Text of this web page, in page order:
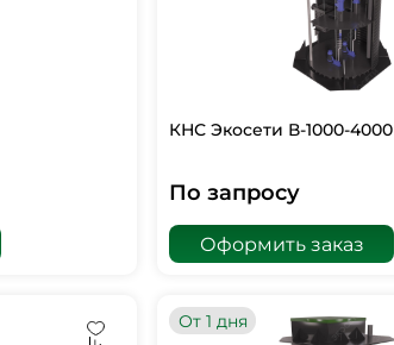
КНС Экосети В-1000-4000
По запросу
Оформить заказ
От 1 дня